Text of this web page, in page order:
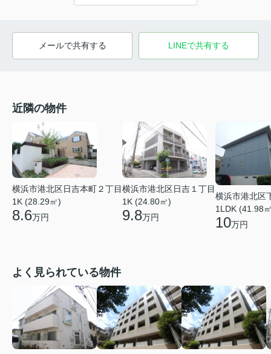
メールで共有する LINEで共有する
近隣の物件
横浜市港北区日吉本町２丁目
1K (28.29㎡)
8.6万円
横浜市港北区日吉１丁目
1K (24.80㎡)
9.8万円
横浜市港北区
1LDK (41.98
10万円
よく見られている物件